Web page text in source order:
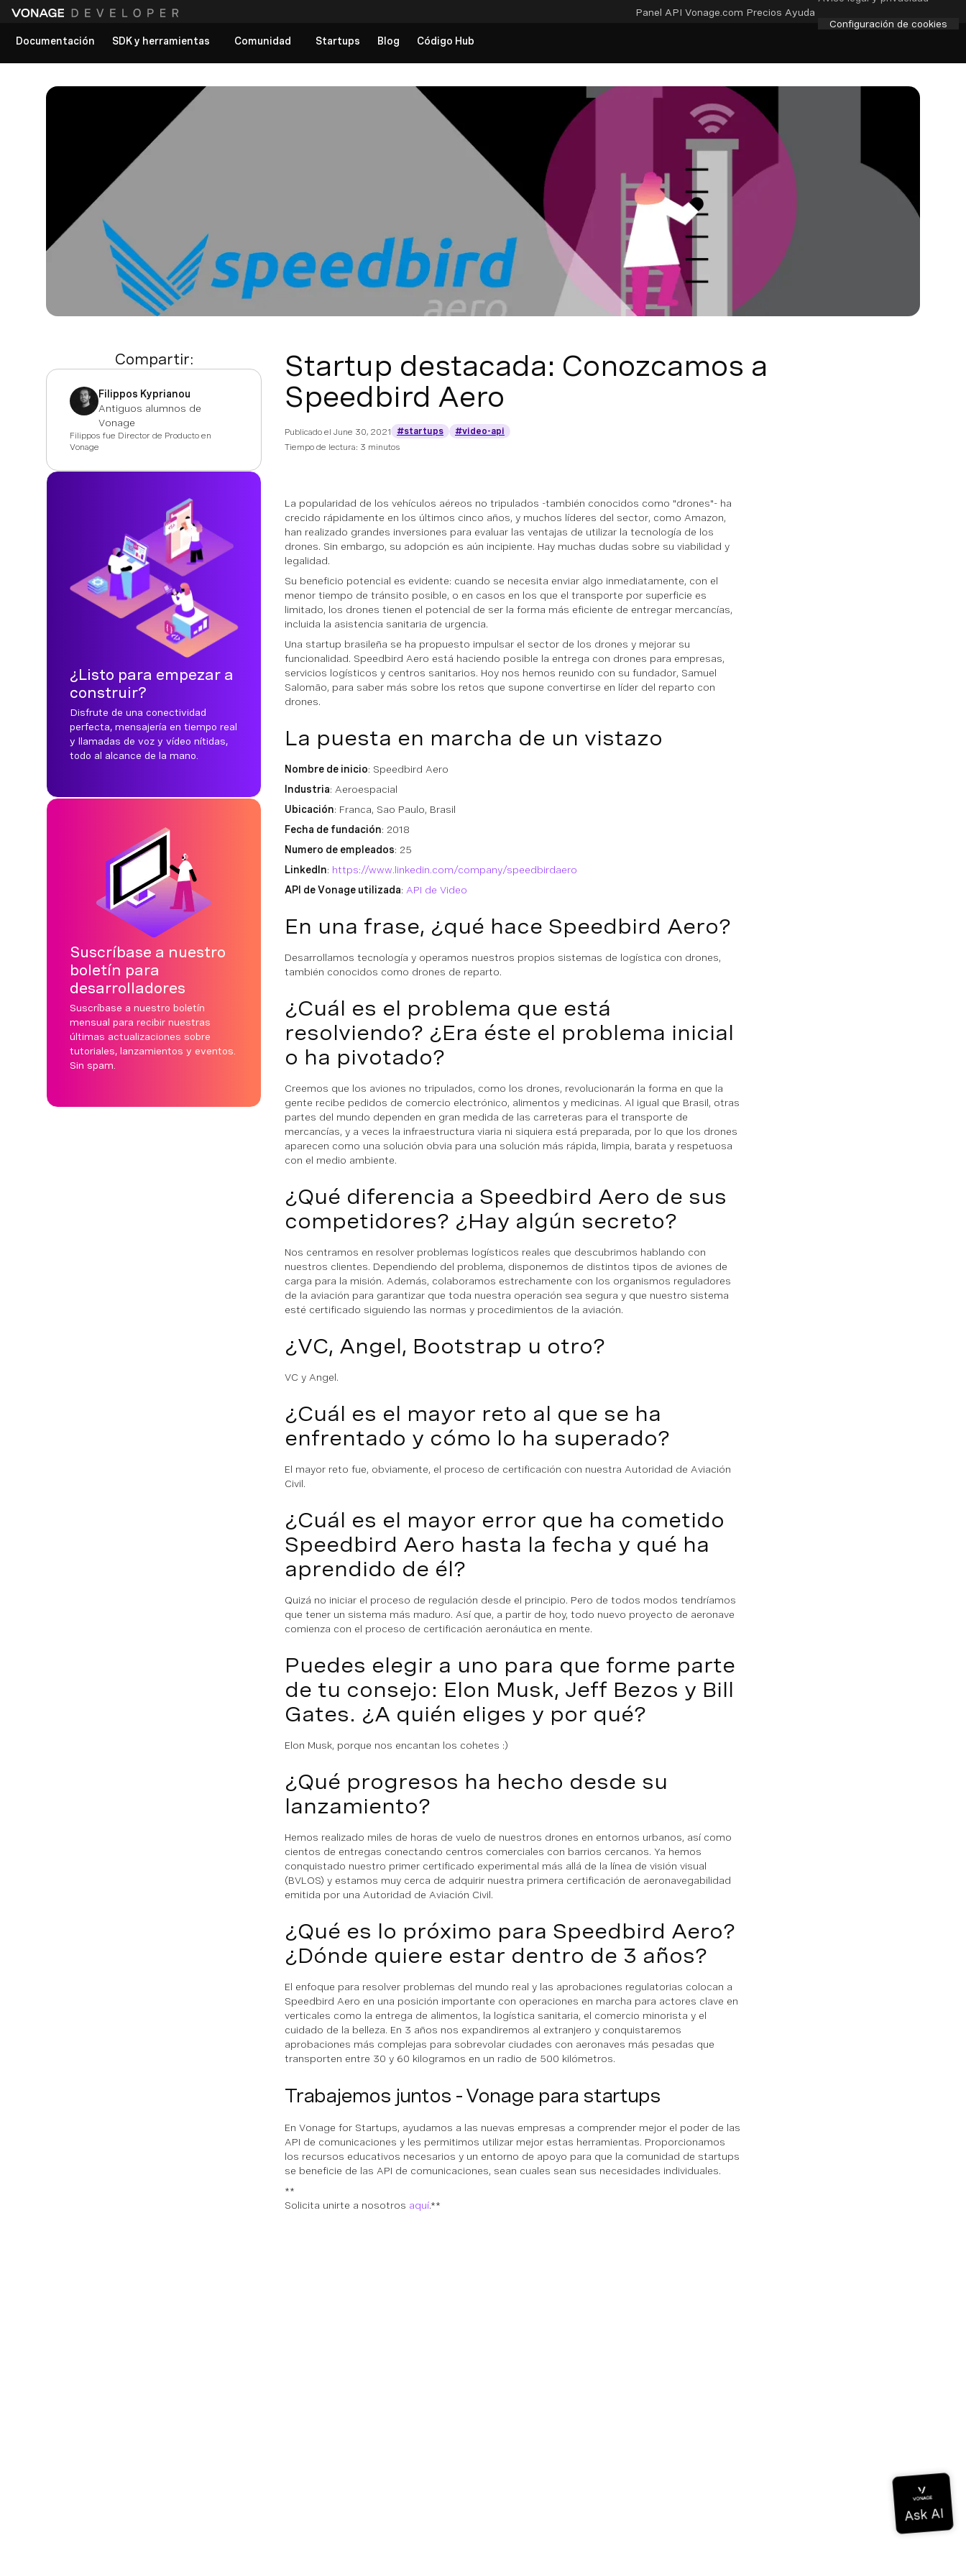
Panel API Vonage.com Precios Ayuda
Configuración de cookies
Documentación
SDK y herramientas Comunidad Startups Blog Código Hub
Compartir:
Filippos Kyprianou
Antiguos alumnos de
Vonage
Filippos fue Director de Producto en
Vonage
¿Listo para empezar a
construir?
Disfrute de una conectividad
perfecta, mensajería en tiempo real
y llamadas de voz y vídeo nítidas,
todo al alcance de la mano.
Suscríbase a nuestro
boletín para
desarrolladores
Suscríbase a nuestro boletín
mensual para recibir nuestras
últimas actualizaciones sobre
tutoriales, lanzamientos y eventos.
Sin spam.
Startup destacada: Conozcamos a
Speedbird Aero
Publicado el June 30, 2021 #startups
#video-api
Tiempo de lectura: 3 minutos
La popularidad de los vehículos aéreos no tripulados -también conocidos como "drones"- ha
crecido rápidamente en los últimos cinco años, y muchos líderes del sector, como Amazon,
han realizado grandes inversiones para evaluar las ventajas de utilizar la tecnología de los
drones. Sin embargo, su adopción es aún incipiente. Hay muchas dudas sobre su viabilidad y
legalidad.
Su beneficio potencial es evidente: cuando se necesita enviar algo inmediatamente, con el
menor tiempo de tránsito posible, o en casos en los que el transporte por superficie es
limitado, los drones tienen el potencial de ser la forma más eficiente de entregar mercancías,
incluida la asistencia sanitaria de urgencia.
Una startup brasileña se ha propuesto impulsar el sector de los drones y mejorar su
funcionalidad. Speedbird Aero está haciendo posible la entrega con drones para empresas,
servicios logísticos y centros sanitarios. Hoy nos hemos reunido con su fundador, Samuel
Salomão, para saber más sobre los retos que supone convertirse en líder del reparto con
drones.
La puesta en marcha de un vistazo
Nombre de inicio: Speedbird Aero
Industria: Aeroespacial
Ubicación: Franca, Sao Paulo, Brasil
Fecha de fundación: 2018
Numero de empleados: 25
LinkedIn: https://www.linkedin.com/company/speedbirdaero
API de Vonage utilizada: API de Video
En una frase, ¿qué hace Speedbird Aero?
Desarrollamos tecnología y operamos nuestros propios sistemas de logística con drones,
también conocidos como drones de reparto.
¿Cuál es el problema que está
resolviendo? ¿Era éste el problema inicial
o ha pivotado?
Creemos que los aviones no tripulados, como los drones, revolucionarán la forma en que la
gente recibe pedidos de comercio electrónico, alimentos y medicinas. Al igual que Brasil, otras
partes del mundo dependen en gran medida de las carreteras para el transporte de
mercancías, y a veces la infraestructura viaria ni siquiera está preparada, por lo que los drones
aparecen como una solución obvia para una solución más rápida, limpia, barata y respetuosa
con el medio ambiente.
¿Qué diferencia a Speedbird Aero de sus
competidores? ¿Hay algún secreto?
Nos centramos en resolver problemas logísticos reales que descubrimos hablando con
nuestros clientes. Dependiendo del problema, disponemos de distintos tipos de aviones de
carga para la misión. Además, colaboramos estrechamente con los organismos reguladores
de la aviación para garantizar que toda nuestra operación sea segura y que nuestro sistema
esté certificado siguiendo las normas y procedimientos de la aviación.
¿VC, Angel, Bootstrap u otro?
VC y Angel.
¿Cuál es el mayor reto al que se ha
enfrentado y cómo lo ha superado?
El mayor reto fue, obviamente, el proceso de certificación con nuestra Autoridad de Aviación
Civil.
¿Cuál es el mayor error que ha cometido
Speedbird Aero hasta la fecha y qué ha
aprendido de él?
Quizá no iniciar el proceso de regulación desde el principio. Pero de todos modos tendríamos
que tener un sistema más maduro. Así que, a partir de hoy, todo nuevo proyecto de aeronave
comienza con el proceso de certificación aeronáutica en mente.
Puedes elegir a uno para que forme parte
de tu consejo: Elon Musk, Jeff Bezos y Bill
Gates. ¿A quién eliges y por qué?
Elon Musk, porque nos encantan los cohetes :)
¿Qué progresos ha hecho desde su
lanzamiento?
Hemos realizado miles de horas de vuelo de nuestros drones en entornos urbanos, así como
cientos de entregas conectando centros comerciales con barrios cercanos. Ya hemos
conquistado nuestro primer certificado experimental más allá de la línea de visión visual
(BVLOS) y estamos muy cerca de adquirir nuestra primera certificación de aeronavegabilidad
emitida por una Autoridad de Aviación Civil.
¿Qué es lo próximo para Speedbird Aero?
¿Dónde quiere estar dentro de 3 años?
El enfoque para resolver problemas del mundo real y las aprobaciones regulatorias colocan a
Speedbird Aero en una posición importante con operaciones en marcha para actores clave en
verticales como la entrega de alimentos, la logística sanitaria, el comercio minorista y el
cuidado de la belleza. En 3 años nos expandiremos al extranjero y conquistaremos
aprobaciones más complejas para sobrevolar ciudades con aeronaves más pesadas que
transporten entre 30 y 60 kilogramos en un radio de 500 kilómetros.
Trabajemos juntos - Vonage para startups
En Vonage for Startups, ayudamos a las nuevas empresas a comprender mejor el poder de las
API de comunicaciones y les permitimos utilizar mejor estas herramientas. Proporcionamos
los recursos educativos necesarios y un entorno de apoyo para que la comunidad de startups
se beneficie de las API de comunicaciones, sean cuales sean sus necesidades individuales.
**
Solicita unirte a nosotros aquí.**